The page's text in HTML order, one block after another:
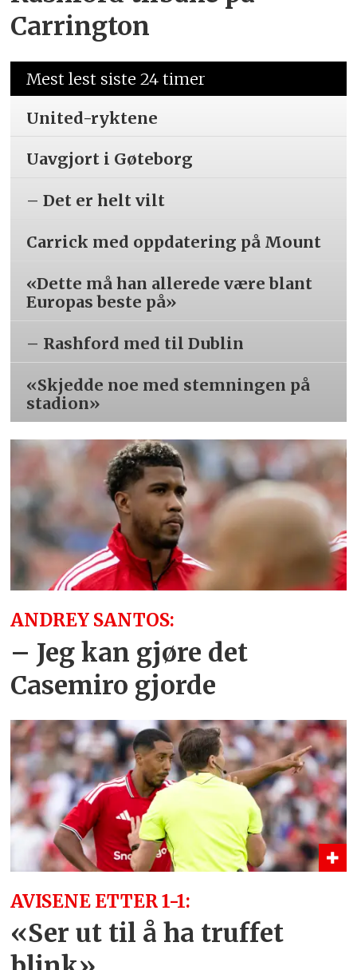
Carrington
Mest lest siste 24 timer
United-ryktene
Uavgjort i Gøteborg
– Det er helt vilt
Carrick med oppdatering på Mount
«Dette må han allerede være blant
Europas beste på»
– Rashford med til Dublin
«Skjedde noe med stemningen på
stadion»
ANDREY SANTOS:
– Jeg kan gjøre det
Casemiro gjorde
AVISENE ETTER 1-1:
«Ser ut til å ha truffet